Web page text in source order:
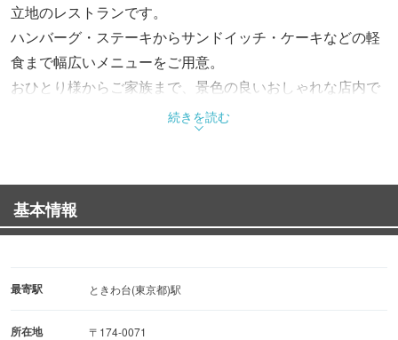
立地のレストランです。
ハンバーグ・ステーキからサンドイッチ・ケーキなどの軽
食まで幅広いメニューをご用意。
おひとり様からご家族まで、景色の良いおしゃれな店内で
ゆったりとお楽しみ頂けます。
朝はコーヒーとサンドイッチ、昼はランチ、夜はアルコー
幅広くご利用頂けます。
皆様のご来店を心よりお待ちしております。
続きを読む
基本情報
最寄駅 ときわ台(東京都)駅
所在地
〒174-0071